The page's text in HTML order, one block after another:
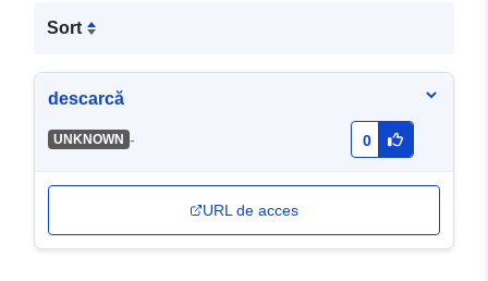
Sort
descarcă
UNKNOWN - 0
URL de acces